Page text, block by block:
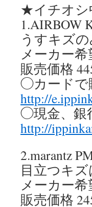
★イチオシ
1.AIRBOW
うすキズ
メーカー希
販売価格
◯カードで
http://
◯現金、銀
http://
2.marantz
目立つキズ
メーカー希
販売価格